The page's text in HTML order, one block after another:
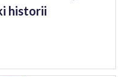
historii